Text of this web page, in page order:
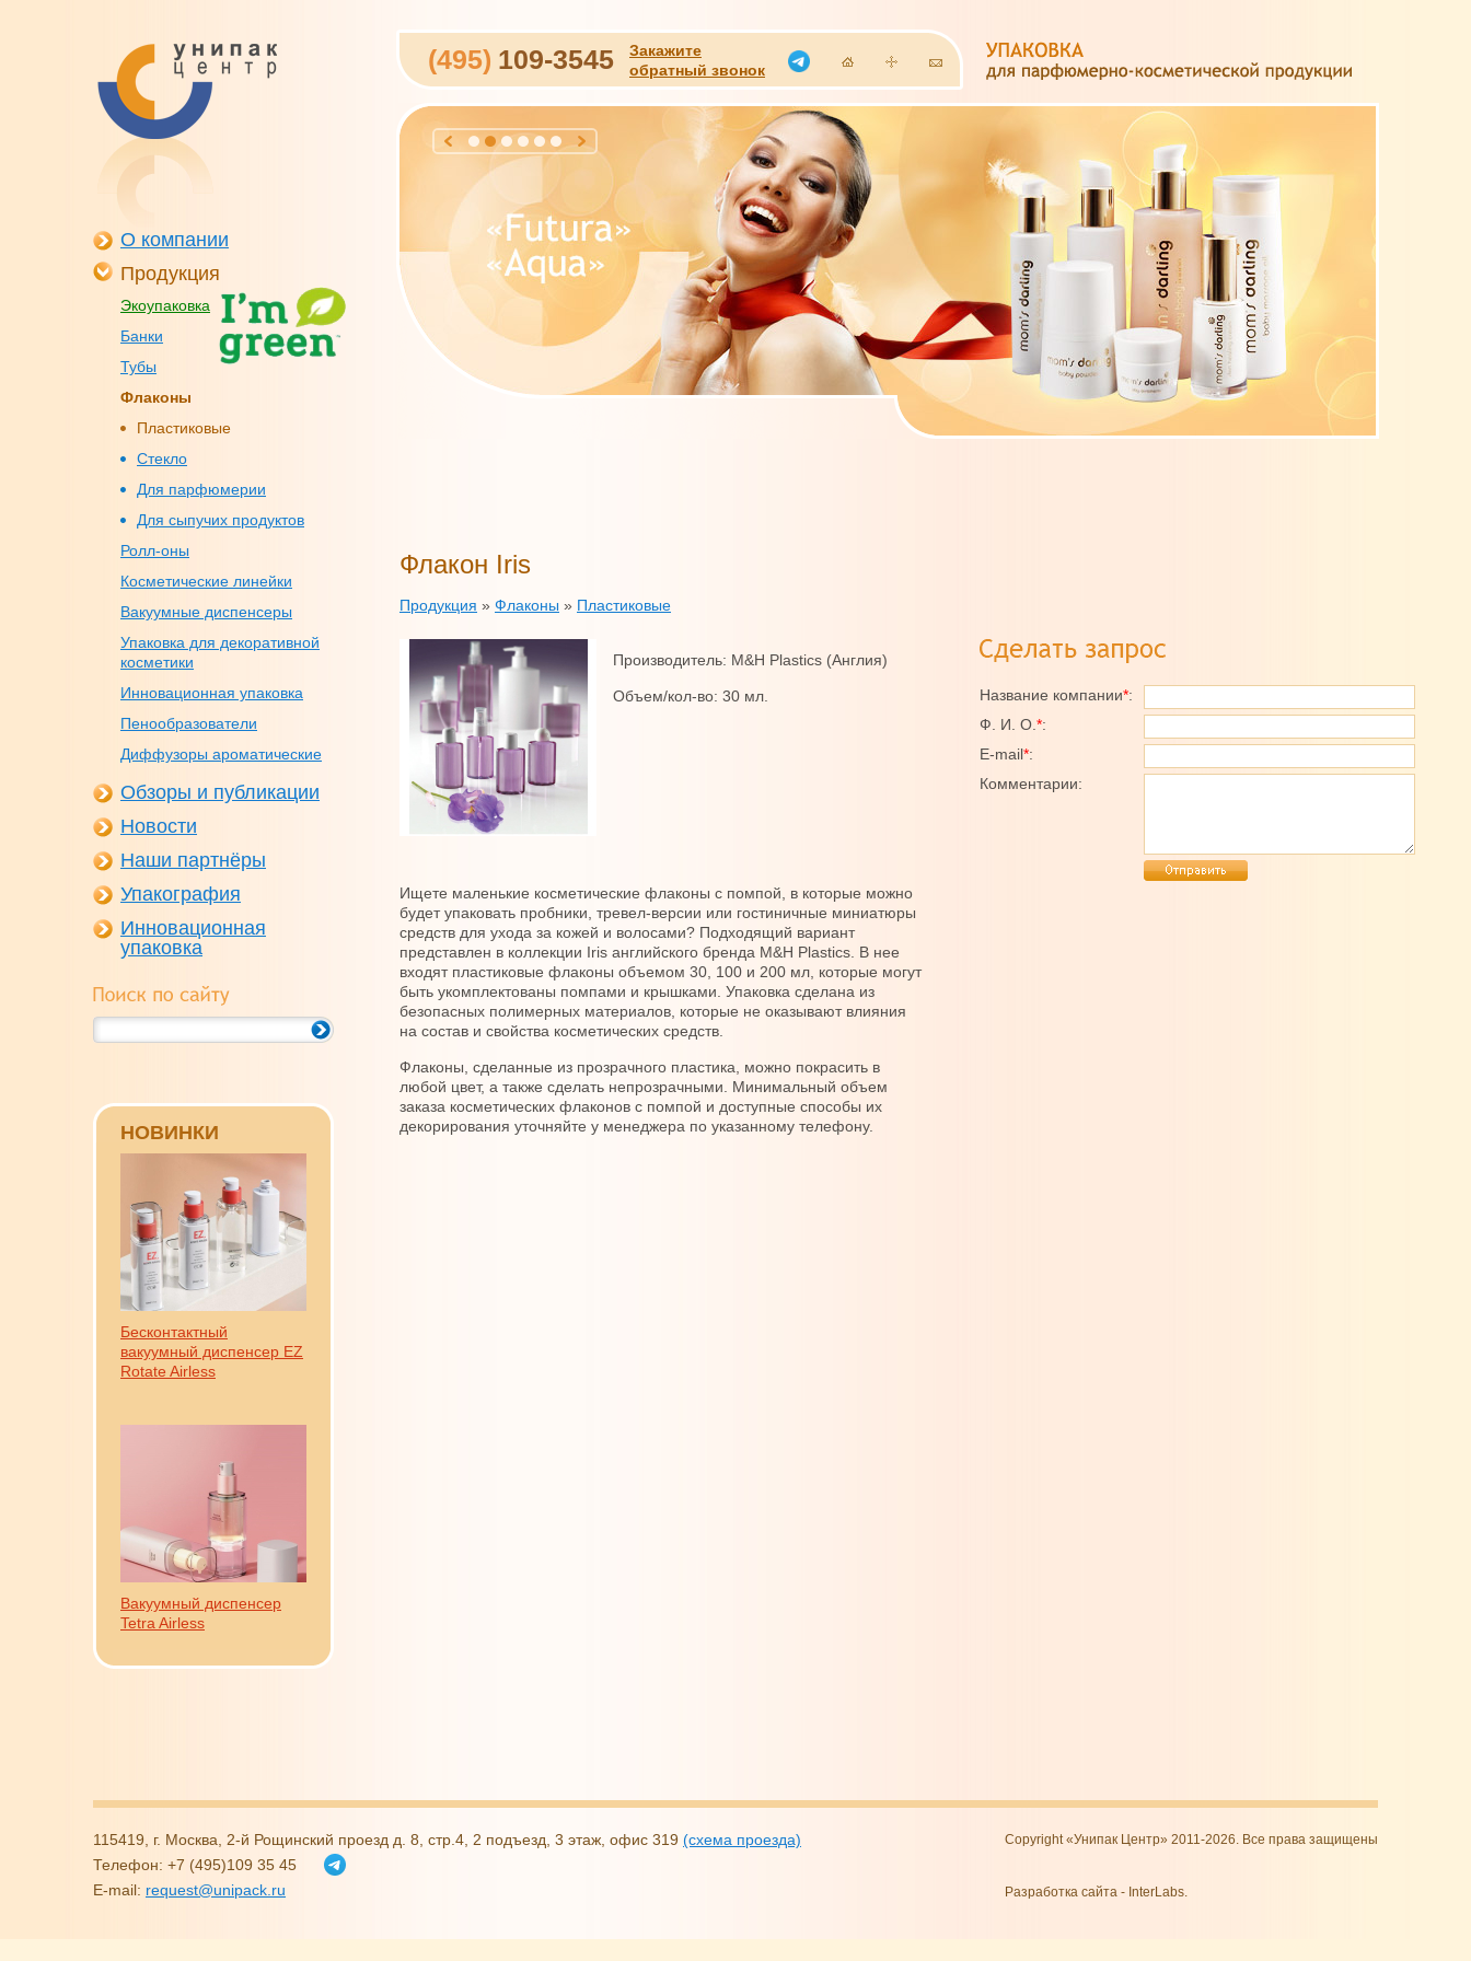
О компании
Продукция
Экоупаковка
Банки
Тубы
Флаконы
Пластиковые
Стекло
Для парфюмерии
Для сыпучих продуктов
Ролл-оны
Косметические линейки
Вакуумные диспенсеры
Упаковка для декоративной
косметики
Инновационная упаковка
Пенообразователи
Диффузоры ароматические
Обзоры и публикации
Новости
Наши партнёры
Упакография
Инновационная
упаковка
НОВИНКИ
Бесконтактный
вакуумный диспенсер EZ
Rotate Airless
Вакуумный диспенсер
Tetra Airless
(495) 109-3545
Закажите
обратный звонок
Флакон Iris
Продукция » Флаконы » Пластиковые
Производитель: М&H Plastics (Англия)
Объем/кол-во: 30 мл.
Ищете маленькие косметические флаконы с помпой, в которые можно
будет упаковать пробники, тревел-версии или гостиничные миниатюры
средств для ухода за кожей и волосами? Подходящий вариант
представлен в коллекции Iris английского бренда M&H Plastics. В нее
входят пластиковые флаконы объемом 30, 100 и 200 мл, которые могут
быть укомплектованы помпами и крышками. Упаковка сделана из
безопасных полимерных материалов, которые не оказывают влияния
на состав и свойства косметических средств.
Флаконы, сделанные из прозрачного пластика, можно покрасить в
любой цвет, а также сделать непрозрачными. Минимальный объем
заказа косметических флаконов с помпой и доступные способы их
декорирования уточняйте у менеджера по указанному телефону.
Название компании*:
Ф. И. О. *:
E-mail*:
Комментарии:
115419, г. Москва, 2-й Рощинский проезд д. 8, стр.4, 2 подъезд, 3 этаж, офис 319 (схема проезда)
Телефон: +7 (495)109 35 45
E-mail: request@unipack.ru
Copyright «Унипак Центр» 2011-2026. Все права защищены
Разработка сайта - InterLabs.